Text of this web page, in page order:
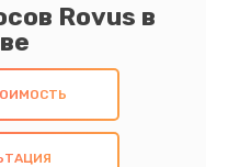
Rovus в